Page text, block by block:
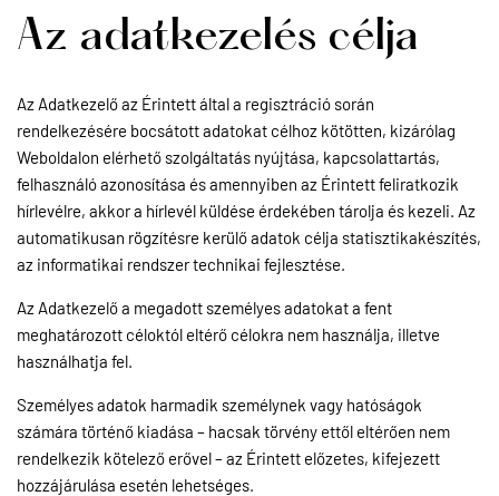
Az adatkezelés célja
Az Adatkezelő az Érintett által a regisztráció során
rendelkezésére bocsátott adatokat célhoz kötötten, kizárólag
Weboldalon elérhető szolgáltatás nyújtása, kapcsolattartás,
felhasználó azonosítása és amennyiben az Érintett feliratkozik
hírlevélre, akkor a hírlevél küldése érdekében tárolja és kezeli. Az
automatikusan rögzítésre kerülő adatok célja statisztikakészítés,
az informatikai rendszer technikai fejlesztése.
Az Adatkezelő a megadott személyes adatokat a fent
meghatározott céloktól eltérő célokra nem használja, illetve
használhatja fel.
Személyes adatok harmadik személynek vagy hatóságok
számára történő kiadása – hacsak törvény ettől eltérően nem
rendelkezik kötelező erővel – az Érintett előzetes, kifejezett
hozzájárulása esetén lehetséges.